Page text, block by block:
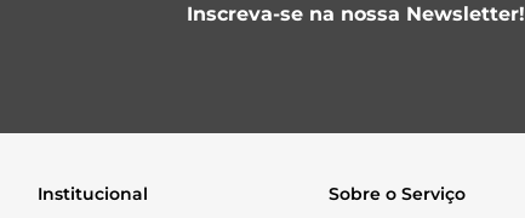
Inscreva-se na nossa Newsletter!
Institucional Sobre o Serviço